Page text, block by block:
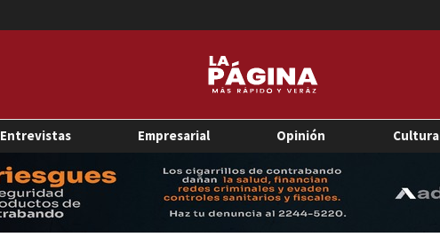
Entrevistas Empresarial Opinión Cultura